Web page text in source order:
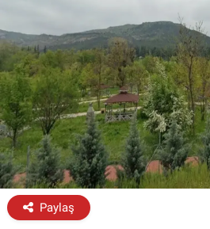
Paylaş
Eskişehir Hava Durumu
Eskişehir Tramvay Saatleri
Eskişehir Otobüs Saatleri